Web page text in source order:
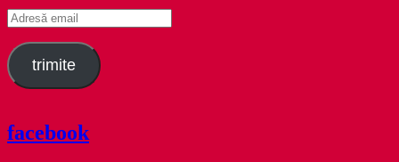
Adresă
email
trimite
facebook